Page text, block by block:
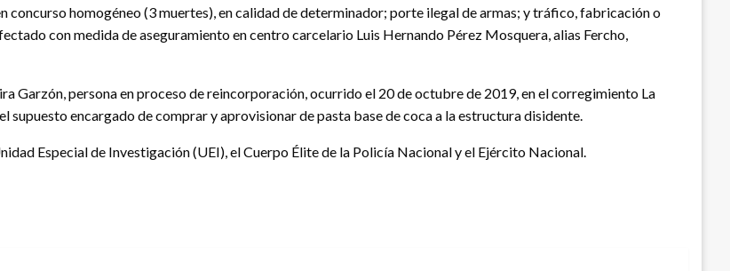
homogéneo (3 muertes), en calidad de determinador; porte ilegal de armas; y tráfico, fabricación o
con medida de aseguramiento en centro carcelario Luis Hernando Pérez Mosquera, alias Fercho,
Garzón, persona en proceso de reincorporación, ocurrido el 20 de octubre de 2019, en el corregimiento La
supuesto encargado de comprar y aprovisionar de pasta base de coca a la estructura disidente.
Especial de Investigación (UEI), el Cuerpo Élite de la Policía Nacional y el Ejército Nacional.